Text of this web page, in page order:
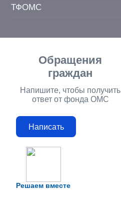
ТФОМС
Решаем вместе
Обращения
граждан
Напишите, чтобы получить
ответ от фонда ОМС
Написать